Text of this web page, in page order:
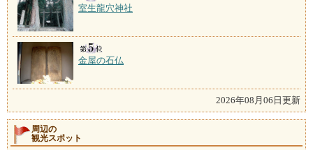
室生龍穴神社
金屋の石仏
2026年08月06日更新
周辺の
観光スポット